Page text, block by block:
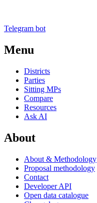
Telegram bot
Menu
Districts
Parties
Sitting MPs
Compare
Resources
Ask AI
About
About & Methodology
Proposal methodology
Contact
Developer API
Open data catalogue